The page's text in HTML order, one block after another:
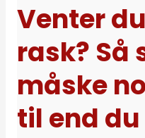
Venter
rask? Så
måske
til end
Så
skal
der
noget
andet
til